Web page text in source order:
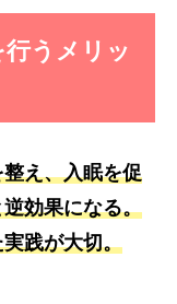
うメリッ
え、入眠を促
効果になる。
践が大切。